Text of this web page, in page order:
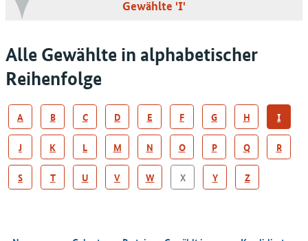
Gewählte 'I'
Alle Gewählte in alphabetischer
Reihenfolge
A B C D E F G H I
J K L M N O P Q R
S T U V W X Y Z